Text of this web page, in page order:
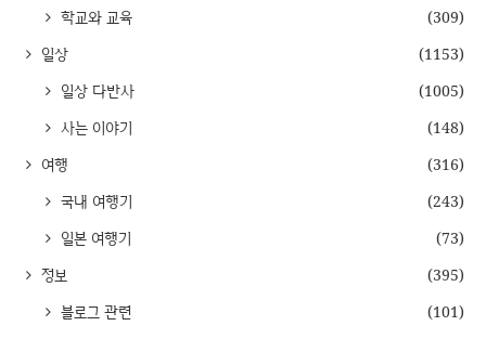
학교와 교육
(309)
일상
(1153)
일상 다반사
(1005)
사는 이야기
(148)
여행
(316)
국내 여행기
(243)
일본 여행기
(73)
정보
(395)
블로그 관련
(101)